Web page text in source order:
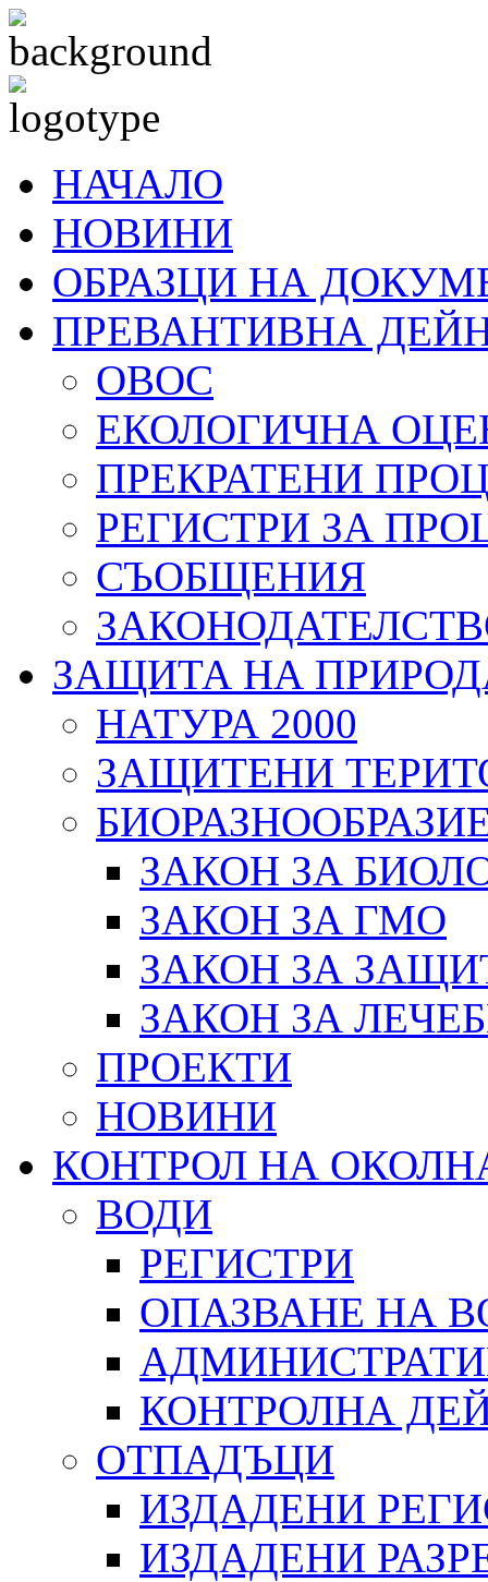
НАЧАЛО
НОВИНИ
ОБРАЗЦИ НА
ПРЕВАНТИВНА
ОВОС
ЕКОЛОГИЧНА
ПРЕКРАТЕНИ
РЕГИСТРИ ЗА
СЪОБЩЕНИЯ
ЗАЩИТА НА
НАТУРА 2000
ЗАЩИТЕНИ
ЗАКОН ЗА
ЗАКОН ЗА ГМО
ЗАКОН ЗА
ЗАКОН ЗА
ПРОЕКТИ
НОВИНИ
КОНТРОЛ НА
ВОДИ
РЕГИСТРИ
ОПАЗВАНЕ НА
КОНТРОЛНА
ОТПАДЪЦИ
ИЗДАДЕНИ
ИЗДАДЕНИ